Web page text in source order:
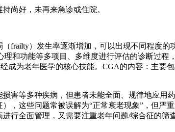
尚好，未再来急诊或住院。
frailty）发生率逐渐增加，可以出现不同程度
和功能等多项目、多维度进行评估的诊断过
成为老年医学的核心技能。CGA的内容：主要
害等多种疾病，但患者未能全面、规律地应
，这些问题常被误解为“正常衰老现象”，但
行全面管理，又需要注重老年问题/综合征的